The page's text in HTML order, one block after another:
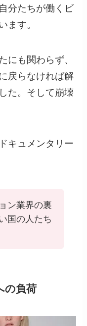
分たちが働くビ
ます。
にも関わらず、
戻らなければ解
た。そして崩壊
キュメンタリー
ン業界の裏
国の人たち
の負荷